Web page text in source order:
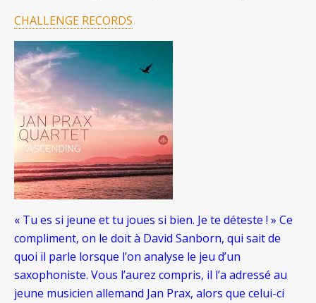
CHALLENGE RECORDS
« Tu es si jeune et tu joues si bien. Je te déteste ! » Ce
compliment, on le doit à David Sanborn, qui sait de
quoi il parle lorsque l’on analyse le jeu d’un
saxophoniste. Vous l’aurez compris, il l’a adressé au
jeune musicien allemand Jan Prax, alors que celui-ci